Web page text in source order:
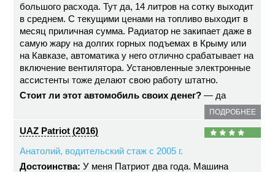
большого расхода. Тут да, 14 литров на сотку выходит
в среднем. С текущими ценами на топливо выходит в
месяц приличная сумма. Радиатор не закипает даже в
самую жару на долгих горных подъемах в Крыму или
на Кавказе, автоматика у него отлично срабатывает на
включение вентилятора. Установленные электронные
ассистенты тоже делают свою работу штатно.
Стоит ли этот автомобиль своих денег? — да
ПОДРОБНЕЕ
UAZ Patriot (2016)
Анатолий, водительский стаж с 2005 г.
Достоинства: У меня Патриот два года. Машина